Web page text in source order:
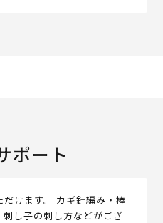
ポート
けます。 カギ針編み・棒
し子の刺し方などがござ